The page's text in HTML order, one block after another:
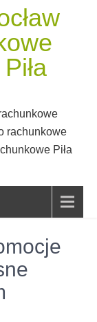
rachunkowe
Piła